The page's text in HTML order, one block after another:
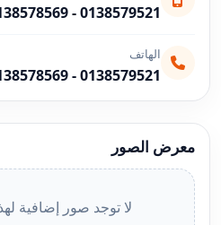
0138579521
-
الهاتف
0138579521
-
معرض الصور
لا توجد صور إضافية